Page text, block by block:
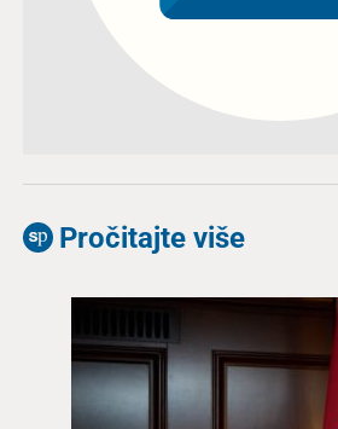
Pročitajte više